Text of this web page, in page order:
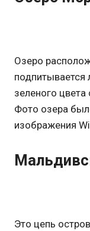
Озеро
подпитывается
зеленого
Фото озера
изображения
Это цепь